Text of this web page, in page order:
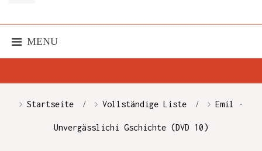
MENU
Startseite Vollständige Liste Emil -
Unvergässlichi Gschichte (DVD 10)